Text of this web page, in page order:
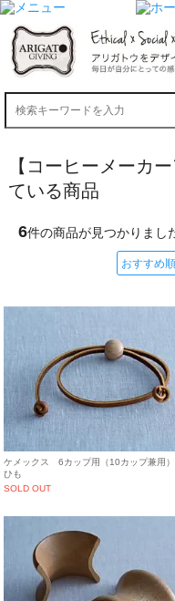
【コーヒーメーカ
ている商品
6件の商品が見つかりまし
おすすめ順
ケメックス 6カップ用（10カップ兼用
ひも
SOLD OUT